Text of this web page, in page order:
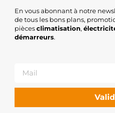
En vous abonnant à notre
de tous les bons plans,
piècesclimatisation,
démarreurs.